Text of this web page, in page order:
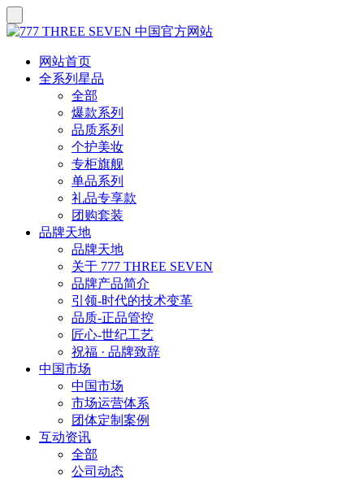
网站首页
全系列星品
全部
爆款系列
品质系列
个护美妆
专柜旗舰
单品系列
礼品专享款
团购套装
品牌天地
品牌天地
关于 777 THREE SEVEN
品牌产品简介
引领-时代的技术变革
品质-正品管控
匠心-世纪工艺
祝福 · 品牌致辞
中国市场
中国市场
市场运营体系
团体定制案例
互动资讯
全部
公司动态